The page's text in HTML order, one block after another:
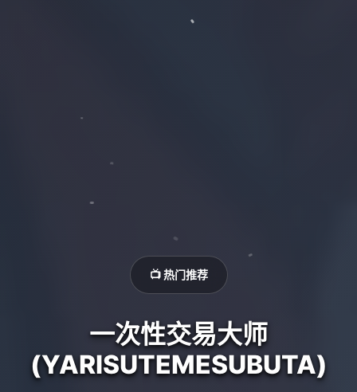
📺 热门推荐
一次性交易大师
(YARISUTEMESUBUTA)